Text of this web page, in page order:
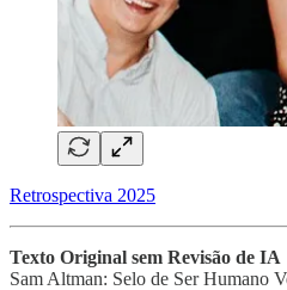
Retrospectiva 2025
Texto Original sem Revisão de IA
Sam Altman: Selo de Ser Humano